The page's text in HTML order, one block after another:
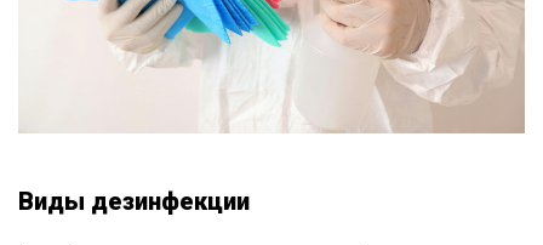
Виды дезинфекции